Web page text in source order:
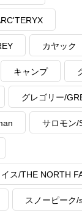
カヤック
キャンプ
グレゴリー/
サロモン/
ス/THE NORTH
スノーピーク